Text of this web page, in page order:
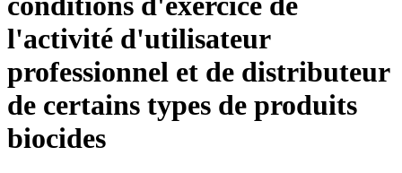
l'activité d'utilisateur
professionnel et de distributeur
de certains types de produits
biocides